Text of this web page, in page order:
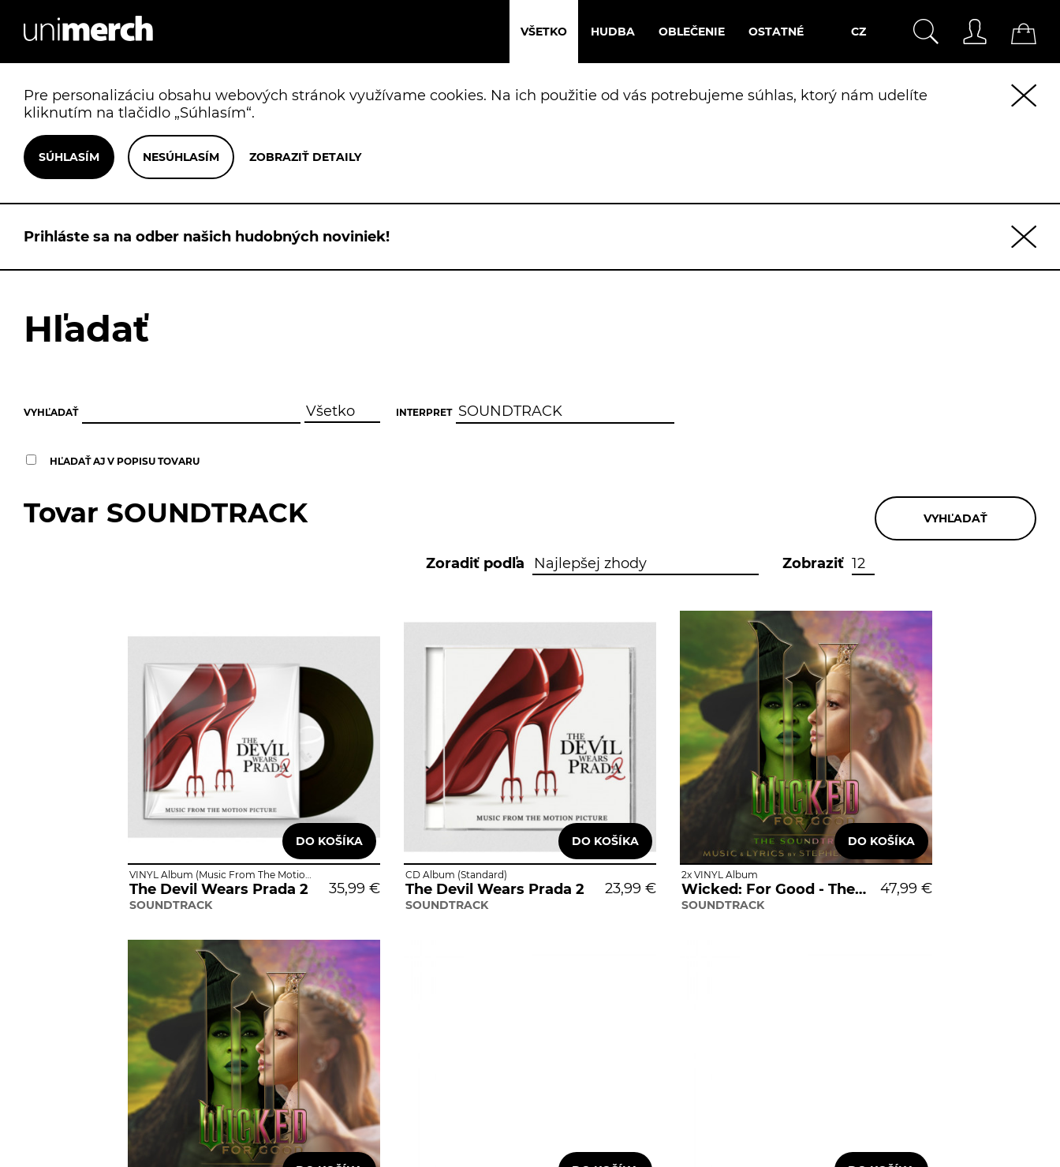
CZ
VŠETKO HUDBA OBLEČENIE OSTATNÉ
Pre personalizáciu obsahu webových stránok využívame cookies. Na ich použitie od vás potrebujeme súhlas, ktorý nám udelíte
kliknutím na tlačidlo „Súhlasím“.
Prihláste sa na odber našich hudobných noviniek!
Hľadať
VYHĽADAŤ INTERPRET
HĽADAŤ AJ V POPISU TOVARU
Tovar SOUNDTRACK
Zobraziť
Zoradiť podľa
35,99 €
VINYL Album (Music From The Motion Picture / Standard)
The Devil Wears Prada 2
SOUNDTRACK
23,99 €
CD Album (Standard)
The Devil Wears Prada 2
SOUNDTRACK
47,99 €
2x VINYL Album
Wicked: For Good - The Soundtrack
SOUNDTRACK